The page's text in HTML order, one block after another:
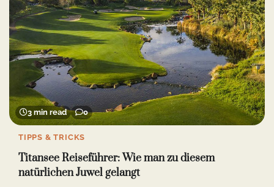
3 min read 0
TIPPS & TRICKS
Titansee Reiseführer: Wie man zu diesem
natürlichen Juwel gelangt